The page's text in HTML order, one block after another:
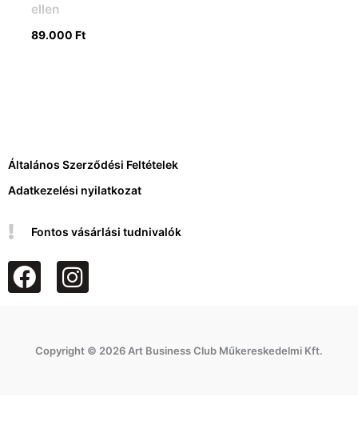
ellen
89.000 Ft
Általános Szerződési Feltételek
Adatkezelési nyilatkozat
Fontos vásárlási tudnivalók
F
a
e
b
I
n
t
a
Copyright © 2026 Art Business Club Műkereskedelmi Kft.